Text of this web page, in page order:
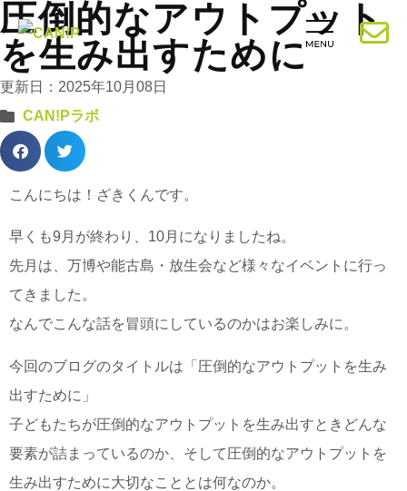
圧倒的なアウトプット
を生み出すために
更新日：2025年10月08日
CAN!Pラボ
こんにちは！ざきくんです。
早くも9月が終わり、10月になりましたね。
先月は、万博や能古島・放生会など様々なイベントに行っ
てきました。
なんでこんな話を冒頭にしているのかはお楽しみに。
今回のブログのタイトルは「圧倒的なアウトプットを生み
出すために」
子どもたちが圧倒的なアウトプットを生み出すときどんな
要素が詰まっているのか、そして圧倒的なアウトプットを
生み出すために大切なこととは何なのか。